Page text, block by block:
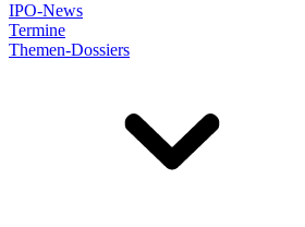
IPO-News
Termine
Themen-Dossiers